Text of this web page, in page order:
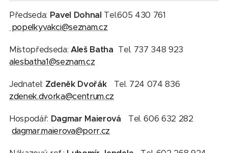
Předseda: Pavel Dohnal Tel.605 430 761
popelkyvakci@seznam.cz
Místopředseda:Aleš Baťha Tel. 737 348 923
alesbatha1@seznam.cz
Jednatel: Zdeněk DvořákTel. 724 074 836
zdenek.dvorka@centrum.cz
Hospodář: Dagmar Maierová Tel. 606 632 282
dagmar.maierova@porr.cz